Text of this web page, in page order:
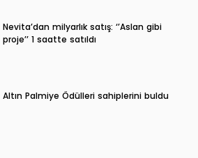
Nevita’dan milyarlık satış: ‘’Aslan gibi
proje’’ 1 saatte satıldı
Altın Palmiye Ödülleri sahiplerini buldu